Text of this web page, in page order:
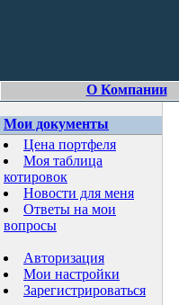
О Компании
Мои документы
Цена портфеля
Моя таблица
котировок
Новости для меня
Ответы на мои
вопросы
Авторизация
Мои настройки
Зарегистрироваться